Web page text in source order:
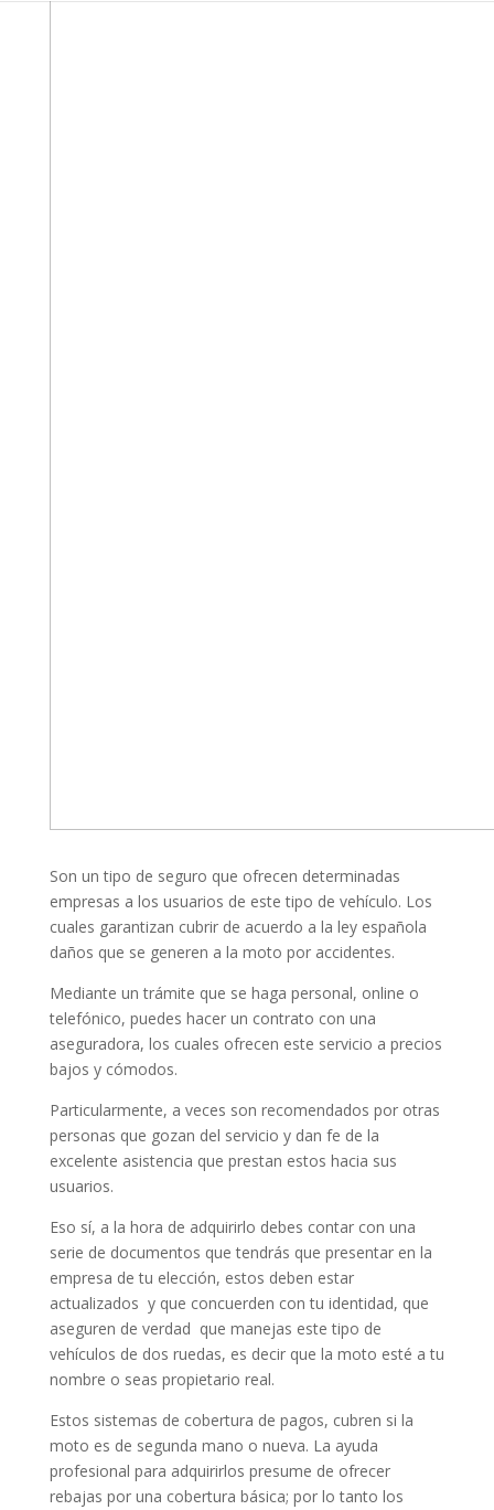
Son un tipo de seguro que ofrecen determinadas
empresas a los usuarios de este tipo de vehículo. Los
cuales garantizan cubrir de acuerdo a la ley española
daños que se generen a la moto por accidentes.
Mediante un trámite que se haga personal, online o
telefónico, puedes hacer un contrato con una
aseguradora, los cuales ofrecen este servicio a precios
bajos y cómodos.
Particularmente, a veces son recomendados por otras
personas que gozan del servicio y dan fe de la
excelente asistencia que prestan estos hacia sus
usuarios.
Eso sí, a la hora de adquirirlo debes contar con una
serie de documentos que tendrás que presentar en la
empresa de tu elección, estos deben estar
actualizados y que concuerden con tu identidad, que
aseguren de verdad que manejas este tipo de
vehículos de dos ruedas, es decir que la moto esté a tu
nombre o seas propietario real.
Estos sistemas de cobertura de pagos, cubren si la
moto es de segunda mano o nueva. La ayuda
profesional para adquirirlos presume de ofrecer
rebajas por una cobertura básica; por lo tanto los